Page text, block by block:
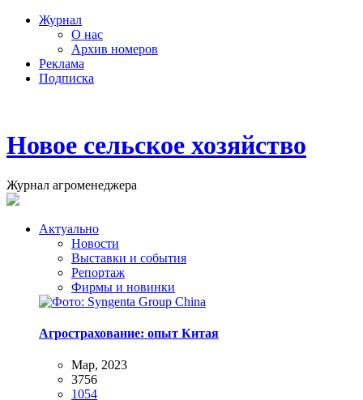
Журнал
О нас
Архив номеров
Реклама
Подписка
Новое сельское хозяйство
Журнал агроменеджера
Актуально
Новости
Выставки и события
Репортаж
Фирмы и новинки
Агрострахование: опыт Китая
Мар, 2023
3756
1054